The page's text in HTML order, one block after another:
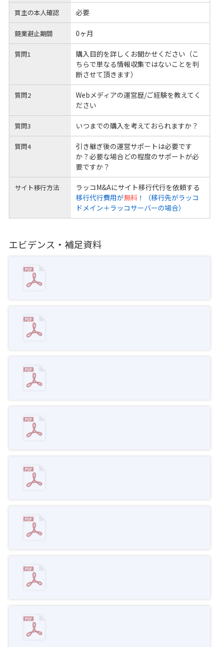
買主の本人確認 必要
競業避止期間 0ヶ月
質問1
購入目的を詳しくお聞かせください（こ
ちらで単なる情報収集ではないことを判
断させて頂きます）
質問2
Webメディアの運営歴/ご経験を教えてく
ださい
質問3 いつまでの購入を考えておられますか？
質問4
引き継ぎ後の運営サポートは必要です
か？必要な場合どの程度のサポートが必
要ですか？
サイト移行方法
ラッコM&Aにサイト移行代行を依頼する
移行代行費用が無料！（移行先がラッコ
ドメイン＋ラッコサーバーの場合）
エビデンス・補足資料